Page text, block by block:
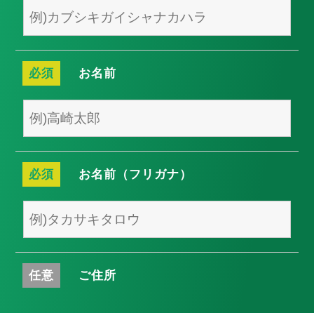
必須 お名前
必須 お名前（フリガナ）
任意 ご住所